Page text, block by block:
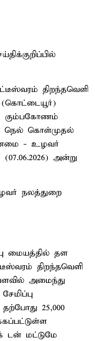
திறந்தவெளி
கும்பகோணம்
நெல் கொள்முதல்
- உழவர்
அன்று
நலத்துறை
மையத்தில் தள
திறந்தவெளி
அமைந்து
25,000
டன் மட்டுமே